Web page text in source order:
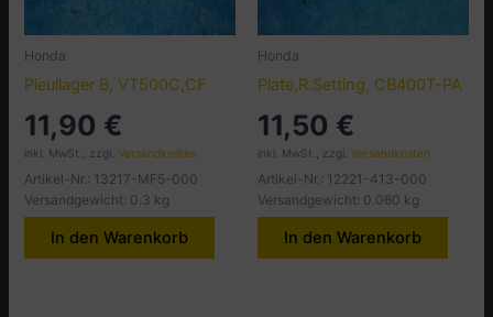
Honda
Pleullager B, VT500C,CF
11,90 €
inkl. MwSt., zzgl.Versandkosten
Artikel-Nr.: 13217-MF5-000
Versandgewicht: 0.3 kg
In den Warenkorb
Honda
Plate,R.Setting, CB400T-PA
11,50 €
inkl. MwSt., zzgl. Versandkosten
Artikel-Nr.: 12221-413-000
Versandgewicht: 0.060 kg
In den Warenkorb